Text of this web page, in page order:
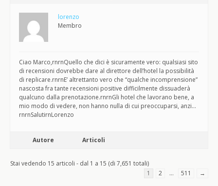
lorenzo
Membro
Ciao Marco,rnrnQuello che dici è sicuramente vero: qualsiasi sito
di recensioni dovrebbe dare al direttore dell’hotel la possibilità
di replicare.rnrnE’ altrettanto vero che “qualche incomprensione”
nascosta fra tante recensioni positive difficilmente dissuaderà
qualcuno dalla prenotazione.rnrnGli hotel che lavorano bene, a
mio modo di vedere, non hanno nulla di cui preoccuparsi, anzi…
rnrnSalutirnLorenzo
Autore Articoli
Stai vedendo 15 articoli - dal 1 a 15 (di 7,651 totali)
1
2 … 511 →